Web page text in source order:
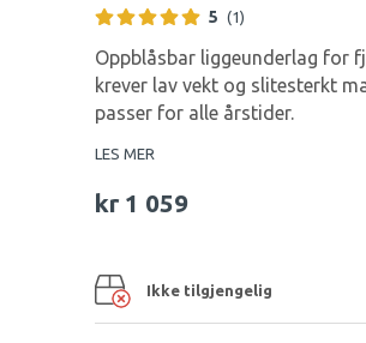
5 (1)
Oppblåsbar liggeunderlag for
krever lav vekt og slitesterkt
passer for alle årstider.
LES MER
kr 1 059
Ikke tilgjengelig